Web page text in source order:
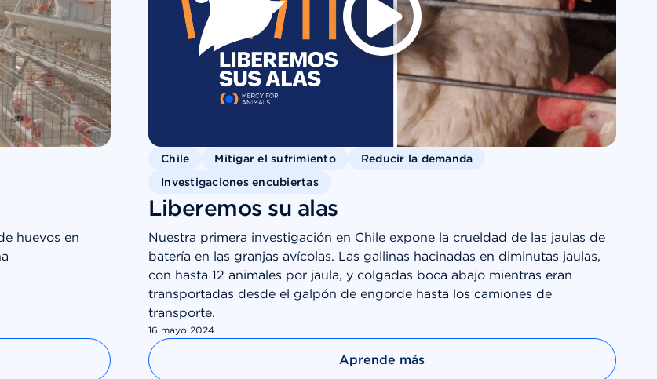
huevos en
Chile Mitigar el sufrimiento
Reducir la demanda
Investigaciones encubiertas
Liberemos su alas
Nuestra primera investigación en Chile expone la crueldad de las jaulas de
batería en las granjas avícolas. Las gallinas hacinadas en diminutas jaulas,
con hasta 12 animales por jaula, y colgadas boca abajo mientras eran
transportadas desde el galpón de engorde hasta los camiones de
transporte.
16 mayo 2024
Aprende más